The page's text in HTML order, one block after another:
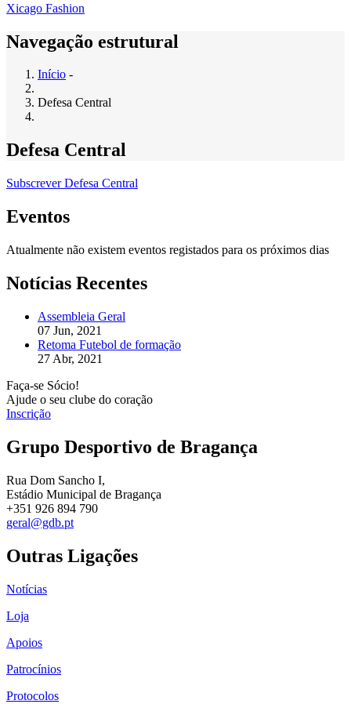
Xicago Fashion
Navegação estrutural
Início -
Defesa Central
Defesa Central
Subscrever Defesa Central
Eventos
Atualmente não existem eventos registados para os próximos dias
Notícias Recentes
Assembleia Geral
07 Jun, 2021
Retoma Futebol de formação
27 Abr, 2021
Faça-se Sócio!
Ajude o seu clube do coração
Inscrição
Grupo Desportivo de Bragança
Rua Dom Sancho I,
Estádio Municipal de Bragança
+351 926 894 790
geral@gdb.pt
Outras Ligações
Notícias
Loja
Apoios
Patrocínios
Protocolos